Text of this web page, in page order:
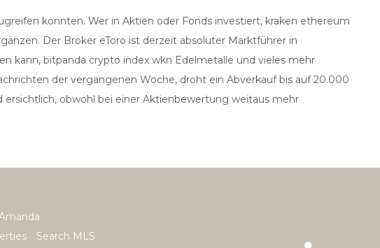
konnten. Wer in Aktien oder Fonds investiert, kraken ethereum
Der Broker eToro ist derzeit absoluter Marktführer in
kann, bitpanda crypto index wkn Edelmetalle und vieles mehr
der vergangenen Woche, droht ein Abverkauf bis auf 20.000
obwohl bei einer Aktienbewertung weitaus mehr
Search MLS